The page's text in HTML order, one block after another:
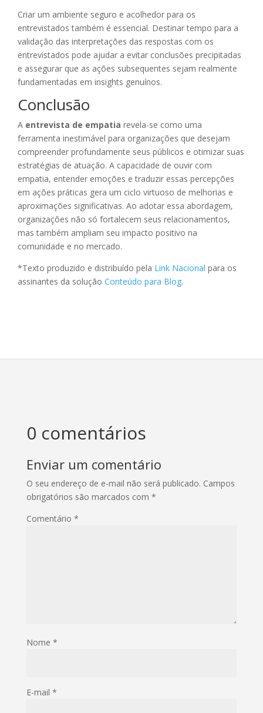
Criar um ambiente seguro e acolhedor para os
entrevistados também é essencial. Destinar tempo para a
validação das interpretações das respostas com os
entrevistados pode ajudar a evitar conclusões precipitadas
e assegurar que as ações subsequentes sejam realmente
fundamentadas em insights genuínos.
Conclusão
A entrevista de empatia revela-se como uma
ferramenta inestimável para organizações que desejam
compreender profundamente seus públicos e otimizar suas
estratégias de atuação. A capacidade de ouvir com
empatia, entender emoções e traduzir essas percepções
em ações práticas gera um ciclo virtuoso de melhorias e
aproximações significativas. Ao adotar essa abordagem,
organizações não só fortalecem seus relacionamentos,
mas também ampliam seu impacto positivo na
comunidade e no mercado.
*Texto produzido e distribuído pela Link Nacional para os
assinantes da solução Conteúdo para Blog.
0 comentários
Enviar um comentário
O seu endereço de e-mail não será publicado. Campos
obrigatórios são marcados com *
Comentário *
Nome *
E-mail *